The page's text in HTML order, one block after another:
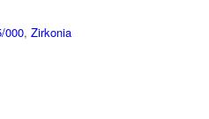
000, Zirkonia